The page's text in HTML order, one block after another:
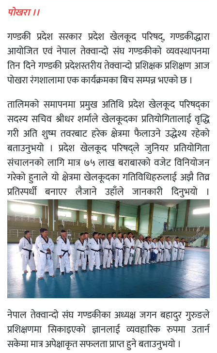
पोखरा ।।
गण्डकी प्रदेश सरकार प्रदेश खेलकूद परिषद्, गण्डकीद्धारा
आयोजित एवं नेपाल तेक्वान्दो संघ गण्डकीको व्यवस्थापनमा
तिन दिने गण्डकी प्रदेशस्तरीय तेक्वान्दो प्रशिक्षक प्रशिक्षण आज
पोखरा रंगशालामा एक कार्यक्रमका बिच सम्पन्न भएको छ ।
तालिमको समापनमा प्रमुख अतिथि प्रदेश खेलकूद परिषद्का
सदस्य सचिव श्रीधर शर्माले खेलकूदका प्रतियोगितालाई वृद्धि
गरी अति शुष्म तवरबाट हरेक क्षेत्रमा फैलाउने उद्धेश्य रहेको
बताउनुभयो । प्रदेश खेलकूद परिषद्ले जुनियर प्रतियोगिता
संचालनको लागि मात्र ७५ लाख बराबारको वजेट विनियोजन
गरेको हुनाले यो क्षेत्रमा खेलकूदका गतिविधिहरुलाई अझै तिव्र
प्रतिस्पर्धी बनाएर लैजाने उहाँले जानकारी दिनुभयो ।
नेपाल तेक्वान्दो संघ गण्डकीका अध्यक्ष जगन बहादुर गुरुङले
प्रशिक्षणमा सिकाइएको ज्ञानलाई व्यवहारिक रुपमा उतार्न
सकेमा मात्र अपेक्षाकृत सफलता प्राप्त हुने बताउनुभयो ।